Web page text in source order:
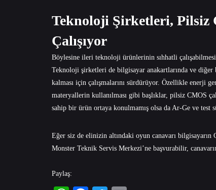
Teknoloji Şirketleri, Pilsiz
Çalışıyor
Böylesine ileri teknoloji ürünlerinin sıhhatli
Teknoloji şirketleri de bilgisayar anakartlarında ve
kalması için çalışmalarını sürdürüyor. Özellikle enerji
materyallerin kullanılması gibi başlıklar, pilsiz CMOS
sahip bir ürün ortaya konulmamış olsa da Ar-Ge ve test
Eğer siz de elinizin altındaki oyun canavarı bilgisayarın
Monster Teknik Servis Merkezi’ne başvurabilir,
Paylaş: